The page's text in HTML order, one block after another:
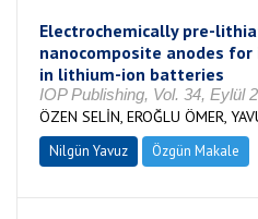
Electrochemically pre-
nanocomposite anodes
in lithium-ion batteries
IOP Publishing, Vol. 34, Eylül
ÖZEN SELİN, EROĞLU ÖMER,
Nilgün Yavuz Özgün Makale